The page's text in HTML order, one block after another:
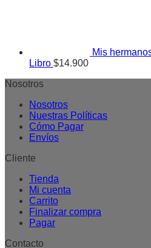
Mis
Libro $14.900
Nosotros
Nosotros
Nuestras Políticas
Cómo Pagar
Envíos
Cliente
Tienda
Mi cuenta
Carrito
Finalizar compra
Pagar
Contacto